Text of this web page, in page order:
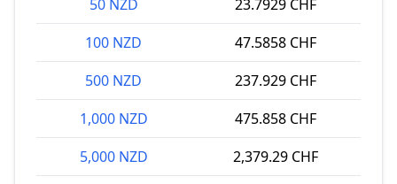
50 NZD
23.7929 CHF
100 NZD
47.5858 CHF
500 NZD
237.929 CHF
1,000 NZD
475.858 CHF
5,000 NZD
2,379.29 CHF